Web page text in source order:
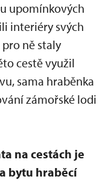
upomínkových
interiéry svých
ně staly
cestě využil
sama hraběnka
zámořské lodi
na cestách je
bytu hraběcí